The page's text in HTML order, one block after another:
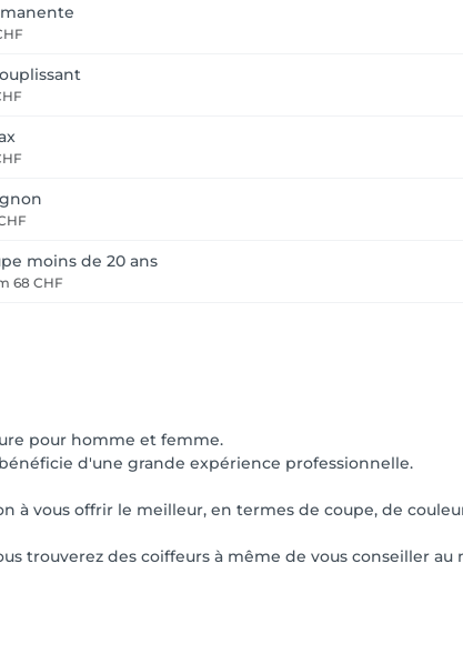
moins de 20 ans
68 CHF
pour homme et femme.
d'une grande expérience professionnelle.
à vous offrir le meilleur, en termes de coupe, de
trouverez des coiffeurs à même de vous conseiller